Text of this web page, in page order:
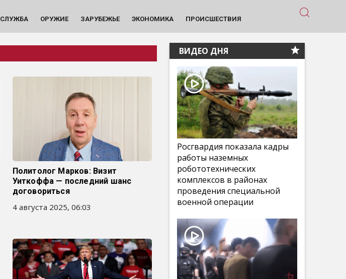
СЛУЖБА ОРУЖИЕ ЗАРУБЕЖЬЕ ЭКОНОМИКА ПРОИСШЕСТВИЯ
Политолог Марков: Визит
Уиткоффа — последний шанс
договориться
4 августа 2025, 06:03
ВИДЕО ДНЯ
Росгвардия показала кадры
работы наземных
робототехнических
комплексов в районах
проведения специальной
военной операции